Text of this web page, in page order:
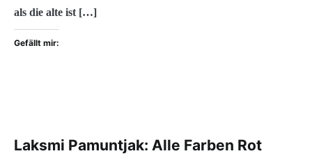
als die alte ist […]
Gefällt mir:
Laksmi Pamuntjak: Alle Farben Rot